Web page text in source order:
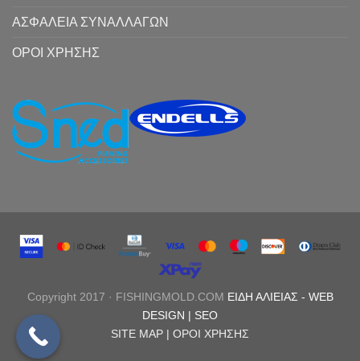
ΑΣΦΑΛΕΙΑ ΣΥΝΑΛΛΑΓΩΝ
ΟΡΟΙ ΧΡΗΣΗΣ
Copyright 2017 · FISHINGMOLD.COM ΕΙΔΗ ΑΛΙΕΙΑΣ - WEB
DESIGN | SEO
SITE MAP | ΟΡΟΙ ΧΡΗΣΗΣ